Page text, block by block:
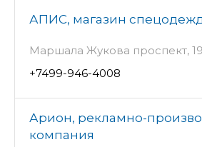
АПИС, магазин
Маршала Жукова проспект, 19
+7499-946-4008
Арион, рекламно-
компания